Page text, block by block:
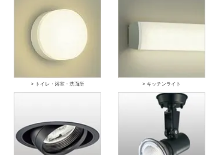
> トイレ・浴室・洗面所 > キッチンライト